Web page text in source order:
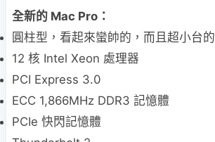
全新的 Mac Pro：
圓柱型，看起來蠻帥的，而且超小台的
12 核 Intel Xeon 處理器
PCI Express 3.0
ECC 1,866MHz DDR3 記憶體
PCIe 快閃記憶體